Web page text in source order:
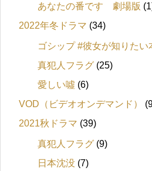
あなたの番です 劇場版
2022年冬ドラマ (34)
ゴシップ #彼女が知りたい
真犯人フラグ (25)
愛しい噓 (6)
VOD（ビデオオンデマンド）
2021秋ドラマ (39)
真犯人フラグ (9)
日本沈没 (7)